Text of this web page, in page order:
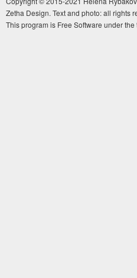
Zetha Design. Text and photo: all rights
This program is Free Software under the